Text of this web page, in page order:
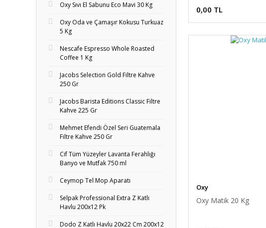
Oxy Sıvı El Sabunu Eco Mavi 30 Kg
Oxy Oda ve Çamaşır Kokusu Turkuaz
5 Kg
Nescafe Espresso Whole Roasted
Coffee 1 Kg
Jacobs Selection Gold Filtre Kahve
250 Gr
Jacobs Barista Editions Classic Filtre
Kahve 225 Gr
Mehmet Efendi Özel Seri Guatemala
Filtre Kahve 250 Gr
Cif Tüm Yüzeyler Lavanta Ferahlığı
Banyo ve Mutfak 750 ml
Ceymop Tel Mop Aparatı
Selpak Professional Extra Z Katlı
Havlu 200x12 Pk
Dodo Z Katlı Havlu 20x22 Cm 200x12
0,00 TL
Oxy
Oxy Matik 20 Kg